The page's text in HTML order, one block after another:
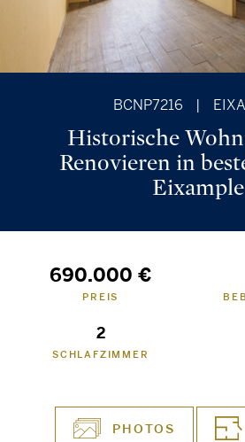
BCNP7216
Historische
Renovieren in
Eixample
690.000 €
PREIS
2
SCHLAFZIMMER
PHOTOS